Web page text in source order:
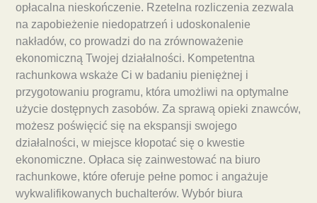
opłacalna nieskończenie. Rzetelna rozliczenia zezwala
na zapobieżenie niedopatrzeń i udoskonalenie
nakładów, co prowadzi do na zrównoważenie
ekonomiczną Twojej działalności. Kompetentna
rachunkowa wskaże Ci w badaniu pieniężnej i
przygotowaniu programu, która umożliwi na optymalne
użycie dostępnych zasobów. Za sprawą opieki znawców,
możesz poświęcić się na ekspansji swojego
działalności, w miejsce kłopotać się o kwestie
ekonomiczne. Opłaca się zainwestować na biuro
rachunkowe, które oferuje pełne pomoc i angażuje
wykwalifikowanych buchalterów. Wybór biura